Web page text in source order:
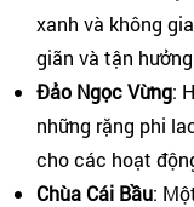
xanh và không
giãn và tận
Đảo Ngọc Vừng:
những rặng phi
cho các hoạt
Chùa Cái Bầu: